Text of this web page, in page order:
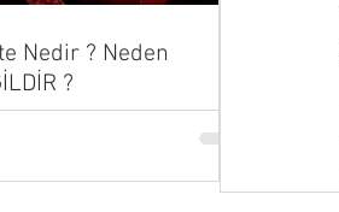
Nedir ? Neden
?